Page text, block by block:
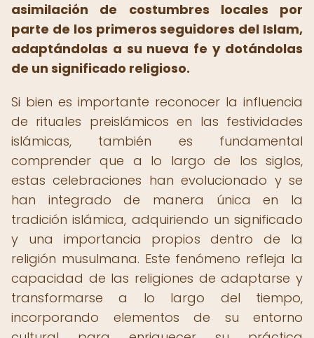
asimilación de costumbres locales por
parte de los primeros seguidores del Islam,
adaptándolas a su nueva fe y dotándolas
de un significado religioso.
Si bien es importante reconocer la influencia
de rituales preislámicos en las festividades
islámicas, también es fundamental
comprender que a lo largo de los siglos,
estas celebraciones han evolucionado y se
han integrado de manera única en la
tradición islámica, adquiriendo un significado
y una importancia propios dentro de la
religión musulmana. Este fenómeno refleja la
capacidad de las religiones de adaptarse y
transformarse a lo largo del tiempo,
incorporando elementos de su entorno